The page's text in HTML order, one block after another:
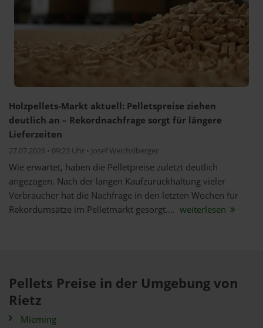
Holzpellets-Markt aktuell: Pelletspreise ziehen
deutlich an – Rekordnachfrage sorgt für längere
Lieferzeiten
27.07.2026 • 09:23 Uhr • Josef Weichslberger
Wie erwartet, haben die Pelletpreise zuletzt deutlich
angezogen. Nach der langen Kaufzurückhaltung vieler
Verbraucher hat die Nachfrage in den letzten Wochen für
Rekordumsätze im Pelletmarkt gesorgt.... weiterlesen
Pellets Preise in der Umgebung von
Rietz
Mieming